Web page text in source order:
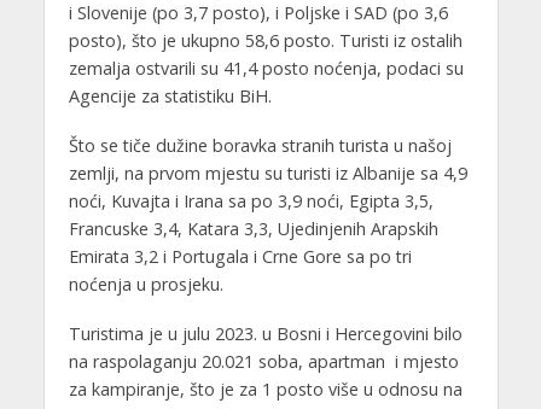
i Slovenije (po 3,7 posto), i Poljske i SAD (po 3,6
posto), što je ukupno 58,6 posto. Turisti iz ostalih
zemalja ostvarili su 41,4 posto noćenja, podaci su
Agencije za statistiku BiH.
Što se tiče dužine boravka stranih turista u našoj
zemlji, na prvom mjestu su turisti iz Albanije sa 4,9
noći, Kuvajta i Irana sa po 3,9 noći, Egipta 3,5,
Francuske 3,4, Katara 3,3, Ujedinjenih Arapskih
Emirata 3,2 i Portugala i Crne Gore sa po tri
noćenja u prosjeku.
Turistima je u julu 2023. u Bosni i Hercegovini bilo
na raspolaganju 20.021 soba, apartman i mjesto
za kampiranje, što je za 1 posto više u odnosu na